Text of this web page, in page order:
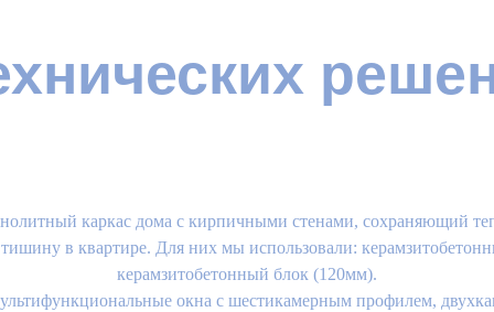
каркас дома с кирпичными стенами, сохраняющий
в квартире. Для них мы использовали:
керамзитобетонный блок (120мм).
окна с шестикамерным профилем,